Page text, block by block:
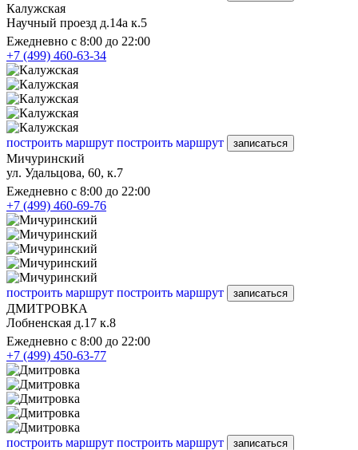
Калужская
Научный проезд д.14а к.5
Ежедневно с 8:00 до 22:00
+7 (499) 460-63-34
построить маршрут построить маршрут записаться
Мичуринский
ул. Удальцова, 60, к.7
Ежедневно с 8:00 до 22:00
+7 (499) 460-69-76
построить маршрут построить маршрут записаться
ДМИТРОВКА
Лобненская д.17 к.8
Ежедневно с 8:00 до 22:00
+7 (499) 450-63-77
построить маршрут построить маршрут записаться